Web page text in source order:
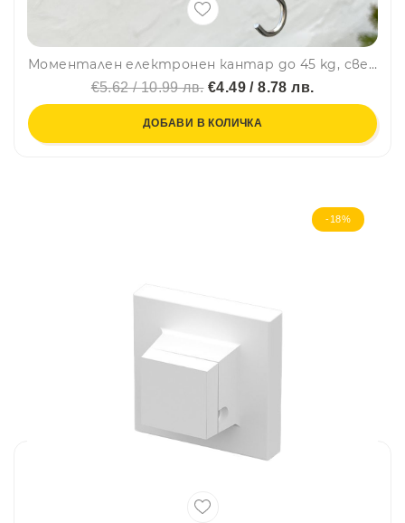
Моментален електронен кантар до 45 kg, светещ дисплей, авт. изключване
€5.62 / 10.99 лв.€4.49 / 8.78 лв.
ДОБАВИ В КОЛИЧКА
-18%